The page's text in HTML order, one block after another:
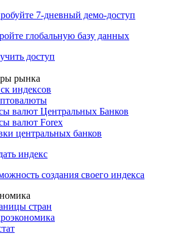
7-дневный демо-доступ
глобальную базу данных
доступ
рынка
индексов
валют Центральных Банков
валют Forex
центральных банков
индекс
создания своего индекса
стран